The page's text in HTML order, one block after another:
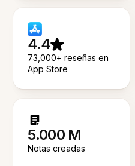
4.4
73,000+ reseñas en
App Store
5.000 M
Notas creadas